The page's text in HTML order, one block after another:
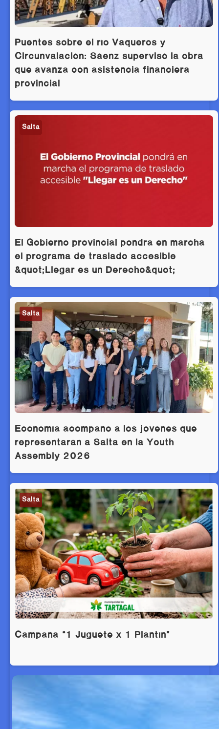
Puentes sobre el río Vaqueros y
Circunvalación: Sáenz supervisó la obra
que avanza con asistencia financiera
provincial
Salta
El Gobierno provincial pondrá en marcha
el programa de traslado accesible
&quot;Llegar es un Derecho&quot;
Salta
Economía acompañó a los jóvenes que
representarán a Salta en la Youth
Assembly 2026
Salta
Campaña “1 Juguete x 1 Plantín”